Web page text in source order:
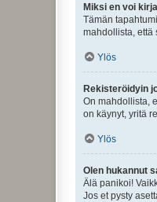
Miksi en voi
Tämän
mahdollista, että
Ylös
Rekisteröidyin
On mahdollista,
on käynyt, yritä
Ylös
Olen hukannut
Älä panikoi!
Jos et pysty